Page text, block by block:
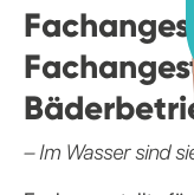
– Im Wasser sind